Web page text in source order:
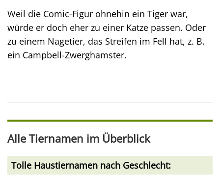
Weil die Comic-Figur ohnehin ein Tiger war,
würde er doch eher zu einer Katze passen. Oder
zu einem Nagetier, das Streifen im Fell hat, z. B.
ein Campbell-Zwerghamster.
Alle Tiernamen im Überblick
Tolle Haustiernamen nach Geschlecht: